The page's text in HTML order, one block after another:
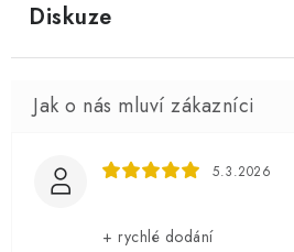
Diskuze
5.3.2026
+ rychlé dodání